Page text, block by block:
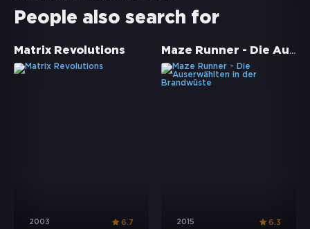
People also search for
Matrix Revolutions
2003 6.7
Maze Runner - Die Auserwählten in der Brandwüste
2015 6.3